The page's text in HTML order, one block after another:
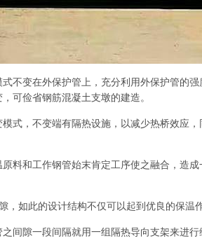
不变在外保护管上，充分利用外保护管的
可俭省钢筋混凝土支墩的建造。
式，不变端有隔热设施，以减少热桥效应
料和工作钢管始末肯定工序使之融合，造
如此的设计结构不仅可以起到优良的保温
间隙一段间隔就用一组隔热导向支架来进